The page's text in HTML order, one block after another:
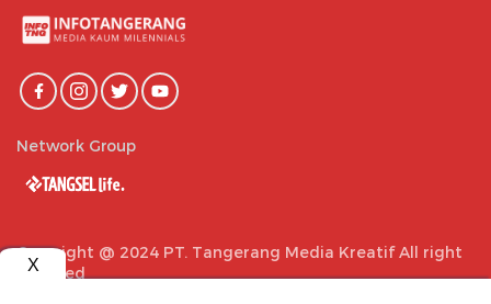
Network Group
Copyright @ 2024 PT. Tangerang Media Kreatif All right
reserved